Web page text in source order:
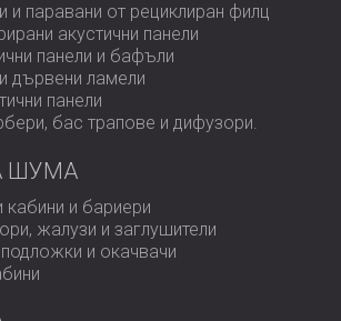
работата
на обекта
за картографиране на всички
на вентилационни агрегати,
и спомагателни системи
и монтаж на шумозаглушители на
от вентилационната система
звукопоглъщащи
помещението на водната помпа
съществуващата врата с подвижна
и паравани от рециклиран филц
акустични панели
панели и бафъли
дървени ламели
панели
бас трапове и дифузoри.
ШУМА
и бариери
жалузи и заглушители
и окачвачи